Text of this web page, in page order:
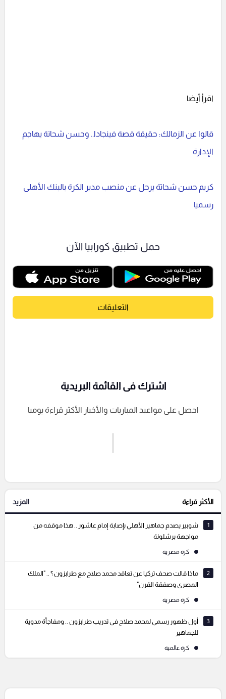
اقرأ أيضا
قالوا عن الزمالك: حقيقة قصة فينجادا.. وحسن شحاتة يهاجم
الإدارة
كريم حسن شحاتة يرحل عن منصب مدير الكرة بالبنك الأهلى
رسميا
حمل تطبيق كورابيا الآن
التعليقات
إرسال تعليق
التعليقات السابقة
اشترك فى القائمة البريدية
احصل على مواعيد المباريات والأخبار الأكثر قراءة يوميا
الأكثر قراءة المزيد
1
شوبير يصدم جماهير الأهلي بإصابة إمام عاشور .. هذا موقفه من
مواجهة برشلونة
كرة مصرية
2
ماذا قالت صحف تركيا عن تعاقد محمد صلاح مع طرابزون ؟ .. "الملك
المصري وصفقة القرن"
كرة مصرية
3
أول ظهور رسمي لمحمد صلاح في تدريب طرابزون .. ومفاجأة مدوية
للجماهير
كرة عالمية